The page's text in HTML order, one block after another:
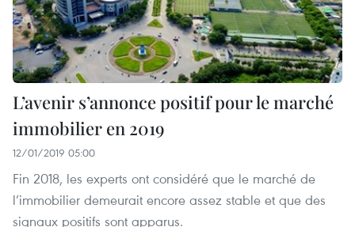
L’avenir s’annonce positif pour le marché
immobilier en 2019
12/01/2019 05:00
Fin 2018, les experts ont considéré que le marché de
l’immobilier demeurait encore assez stable et que des
signaux positifs sont apparus.